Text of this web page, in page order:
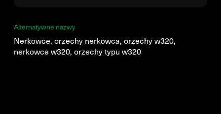
Alternatywne nazwy
Nerkowce, orzechy nerkowca, orzechy w320,
nerkowce w320, orzechy typu w320